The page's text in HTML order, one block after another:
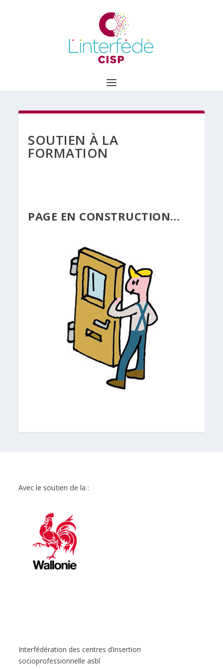
SOUTIEN À LA
FORMATION
PAGE EN CONSTRUCTION…
Avec le soutien de la :
Interfédération des centres d’insertion
socioprofessionnelle asbl